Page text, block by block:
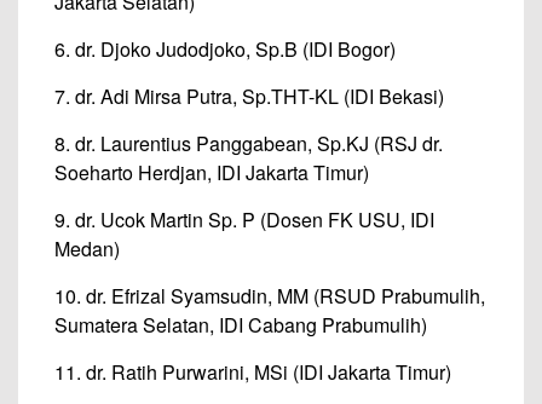
6. dr. Djoko Judodjoko, Sp.B (IDI Bogor)
7. dr. Adi Mirsa Putra, Sp.THT-KL (IDI Bekasi)
8. dr. Laurentius Panggabean, Sp.KJ (RSJ dr.
Soeharto Herdjan, IDI Jakarta Timur)
9. dr. Ucok Martin Sp. P (Dosen FK USU, IDI
Medan)
10. dr. Efrizal Syamsudin, MM (RSUD Prabumulih,
Sumatera Selatan, IDI Cabang Prabumulih)
11. dr. Ratih Purwarini, MSi (IDI Jakarta Timur)